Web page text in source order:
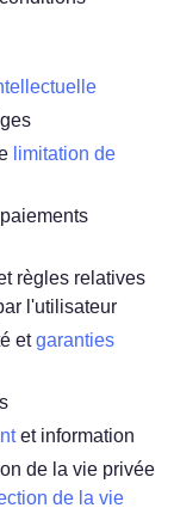
limitation de
règles relatives
l'utilisateur
etgaranties
et information
de la vie privée
de la vie